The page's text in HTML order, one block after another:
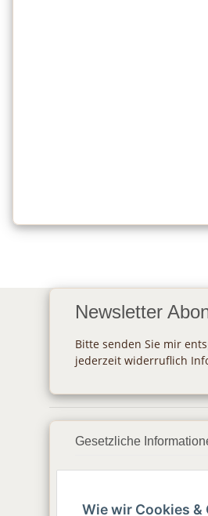
Newsletter
Bitte senden Sie mir
jederzeit widerruflich
Gesetzliche
AGB
Wie wir Cookies &